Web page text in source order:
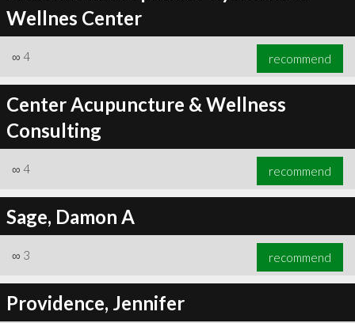
Wellnes Center
∞ 4 recommend
Center Acupuncture & Wellness
Consulting
∞ 4 recommend
Sage, Damon A
∞ 3 recommend
Providence, Jennifer